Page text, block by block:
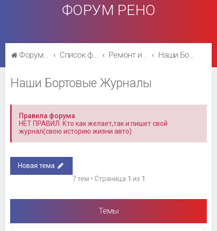
ФОРУМ РЕНО
Форум Рено Список форумов Ремонт и эксплуатация Наши Бортовые Журналы
Наши Бортовые Журналы
Правила форума
НЕТ ПРАВИЛ. Кто как желает,так и пишет свой
журнал(свою историю жизни авто)
Новая тема
7 тем • Страница 1 из 1
Темы